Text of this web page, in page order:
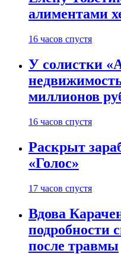
алиментами
16 часов спустя
У солистки
миллионов
16 часов спустя
Раскрыт
«Голос»
17 часов спустя
Вдова
подробности
после травмы